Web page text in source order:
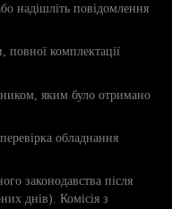
надішліть повідомлення
повної комплектації
яким було отримано
обладнання
законодавства після
днів). Комісія з